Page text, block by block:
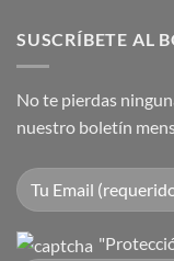
SUSCRÍBETE AL
No te pierdas
nuestro boletín